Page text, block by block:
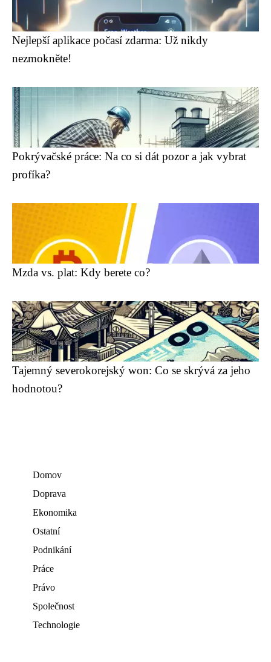
Nejlepší aplikace počasí zdarma: Už nikdy
nezmokněte!
Pokrývačské práce: Na co si dát pozor a jak vybrat
profíka?
Mzda vs. plat: Kdy berete co?
Tajemný severokorejský won: Co se skrývá za jeho
hodnotou?
Domov
Doprava
Ekonomika
Ostatní
Podnikání
Práce
Právo
Společnost
Technologie